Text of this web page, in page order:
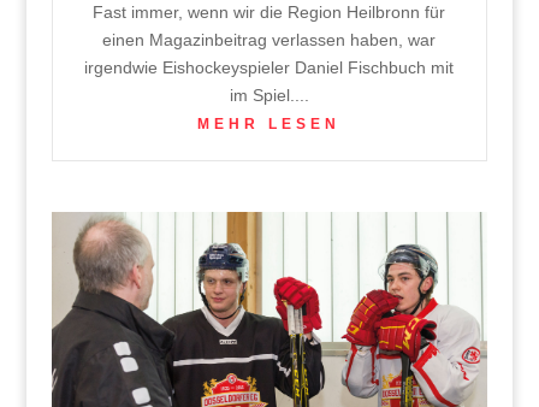
Fast immer, wenn wir die Region Heilbronn für
einen Magazinbeitrag verlassen haben, war
irgendwie Eishockeyspieler Daniel Fischbuch mit
im Spiel....
MEHR LESEN